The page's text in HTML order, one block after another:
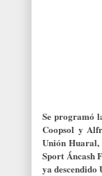
Se programó
Coopsol y
Unión
Sport Áncash
ya